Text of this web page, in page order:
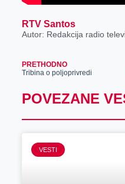
RTV Santos
Autor: Redakcija radio
PRETHODNO
Tribina o poljoprivredi
POVEZANE
VESTI